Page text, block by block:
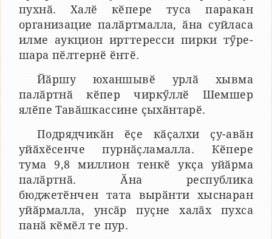
пухнӑ. Халӗ кӗпере туса паракан
организацие палӑртмалла, ӑна суйласа
илме аукцион ирттересси пирки тӳре-
шара пӗлтернӗ ӗнтӗ.
Йӑршу юханшывӗ урлӑ хывма
палӑртнӑ кӗпер чиркӳллӗ Шемшер
ялӗпе Тавӑшкассине ҫыхӑнтарӗ.
Подрядчикӑн ӗҫе кӑҫалхи ҫу-авӑн
уйӑхӗсенче пурнӑҫламалла. Кӗпере
тума 9,8 миллион тенкӗ укҫа уйӑрма
палӑртнӑ. Ӑна республика
бюджетӗнчен тата вырӑнти хыснаран
уйӑрмалла, унсӑр пуҫне халӑх пухса
панӑ кӗмӗл те пур.